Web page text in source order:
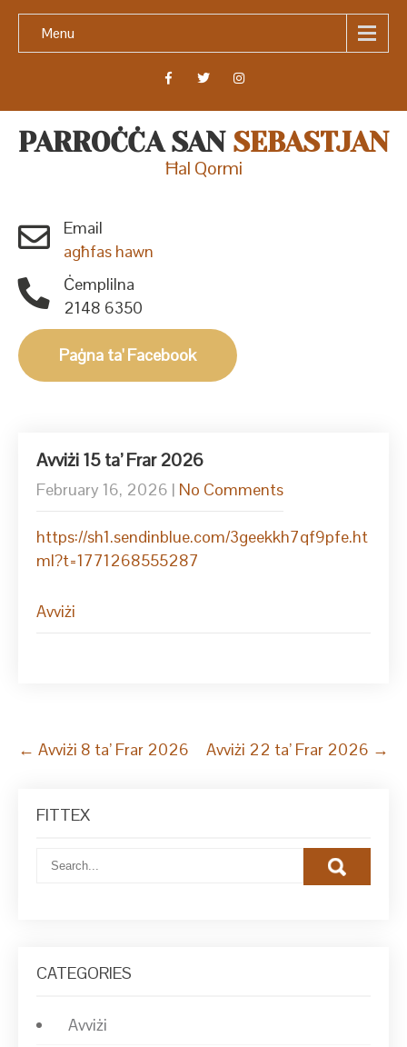
Menu
PARROĊĊA SAN SEBASTJAN
Ħal Qormi
Email
agħfas hawn
Ċemplilna
2148 6350
Paġna ta' Facebook
Avviżi 15 ta’ Frar 2026
February 16, 2026 | No Comments
https://sh1.sendinblue.com/3geekkh7qf9pfe.ht
ml?t=1771268555287
Avviżi
Post
navigation
← Avviżi 8 ta’ Frar 2026 Avviżi 22 ta’ Frar 2026 →
FITTEX
CATEGORIES
Avviżi